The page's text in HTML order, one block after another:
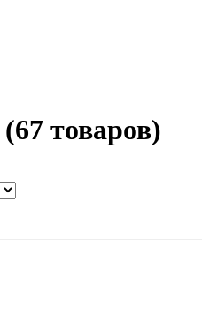
(67 товаров)